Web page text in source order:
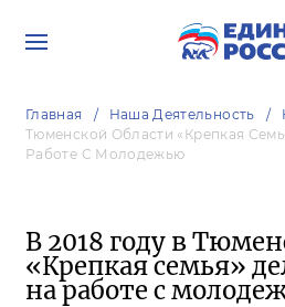
Главная Наша Деятельность
Тюменской Области «Крепкая
Работе С Молодежью
В 2018 году в
«Крепкая семья»
на работе с